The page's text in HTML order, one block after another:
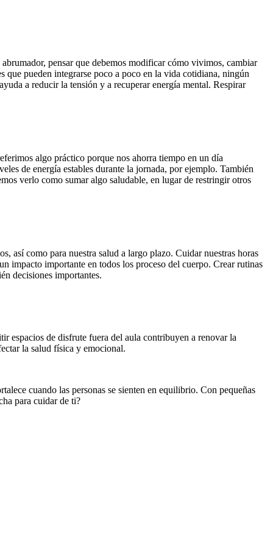
pensar que debemos modificar cómo vivimos, cambiar
que pueden integrarse poco a poco en la vida cotidiana, ningún
a reducir la tensión y a recuperar energía mental. Respirar
algo práctico porque nos ahorra tiempo en un día
de energía estables durante la jornada, por ejemplo. También
verlo como sumar algo saludable, en lugar de restringir otros
así como para nuestra salud a largo plazo. Cuidar nuestras horas
impacto importante en todos los proceso del cuerpo. Crear rutinas
decisiones importantes.
espacios de disfrute fuera del aula contribuyen a renovar la
la salud física y emocional.
cuando las personas se sienten en equilibrio. Con pequeñas
para cuidar de ti?